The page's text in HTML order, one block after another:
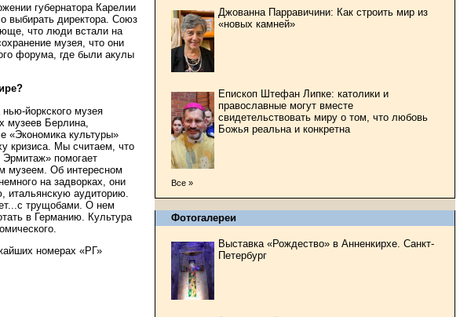
губернатора Карелии
выбирать директора. Союз
что люди встали на
музея, что они
форума, где были акулы
йоркского музея
музеев Берлина,
«Экономика культуры»
кризиса. Мы считаем, что
помогает
музеем. Об интересном
на задворках, они
итальянскую аудиторию.
трущобами. О нем
в Германию. Культура
номерах «РГ»
Джованна Парравичини: Как строить мир из
«новых камней»
Епископ Штефан Липке: католики и
православные могут вместе
свидетельствовать миру о том, что любовь
Божья реальна и конкретна
Все »
Фотогалереи
Выставка «Рождество» в Анненкирхе. Санкт-
Петербург